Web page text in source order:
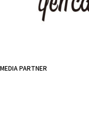
MEDIA PARTNER